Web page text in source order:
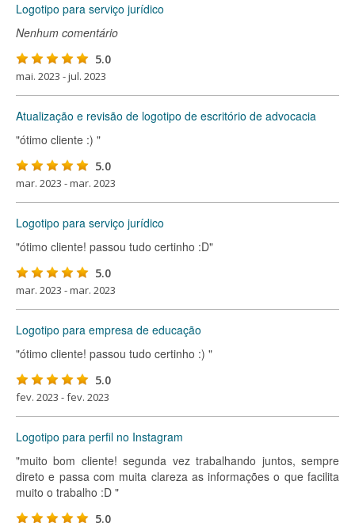
Logotipo para serviço jurídico
Nenhum comentário
5.0
mai. 2023 - jul. 2023
Atualização e revisão de logotipo de escritório de advocacia
"ótimo cliente :) "
5.0
mar. 2023 - mar. 2023
Logotipo para serviço jurídico
"ótimo cliente! passou tudo certinho :D"
5.0
mar. 2023 - mar. 2023
Logotipo para empresa de educação
"ótimo cliente! passou tudo certinho :) "
5.0
fev. 2023 - fev. 2023
Logotipo para perfil no Instagram
"muito bom cliente! segunda vez trabalhando juntos, sempre
direto e passa com muita clareza as informações o que facilita
muito o trabalho :D "
5.0